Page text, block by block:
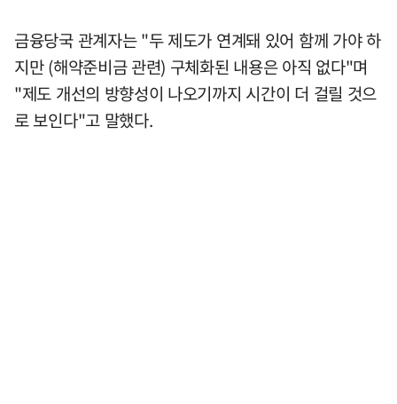
금융당국 관계자는 "두 제도가 연계돼 있어 함께 가야 하
지만 (해약준비금 관련) 구체화된 내용은 아직 없다"며
"제도 개선의 방향성이 나오기까지 시간이 더 걸릴 것으
로 보인다"고 말했다.